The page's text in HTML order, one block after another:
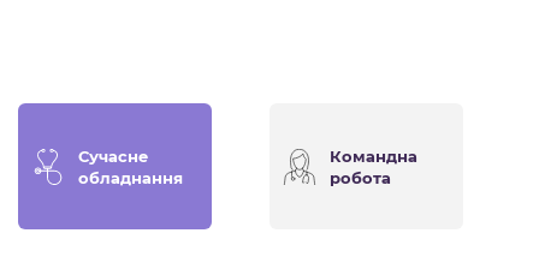
Сучасне
обладнання
Командна
робота